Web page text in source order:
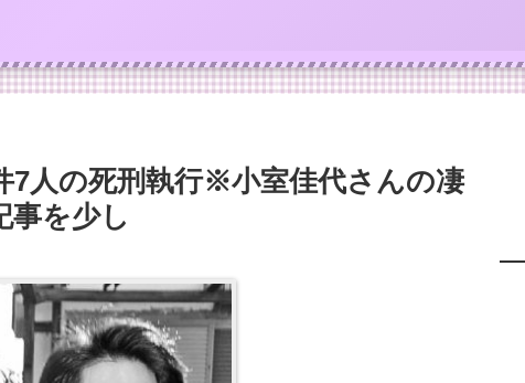
7人の死刑執行※小室佳代さんの凄
事を少し